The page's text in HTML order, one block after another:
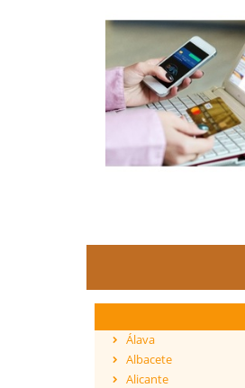
Álava
Albacete
Alicante